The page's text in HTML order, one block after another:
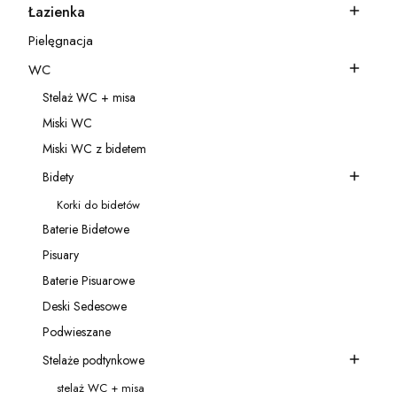
Kategoria - Łazienka
Łazienka
Kategoria - Pielęgnacja
Pielęgnacja
Kategoria - WC
WC
Kategoria - Stelaż WC + misa
Stelaż WC + misa
Kategoria - Miski WC
Miski WC
Kategoria - Miski WC z bidetem
Miski WC z bidetem
Kategoria - Bidety
Bidety
Kategoria - Korki do bidetów
Korki do bidetów
Kategoria - Baterie Bidetowe
Baterie Bidetowe
Kategoria - Pisuary
Pisuary
Kategoria - Baterie Pisuarowe
Baterie Pisuarowe
Kategoria - Deski Sedesowe
Deski Sedesowe
Kategoria - Podwieszane
Podwieszane
Kategoria - Stelaże podtynkowe
Stelaże podtynkowe
Kategoria - stelaż WC + misa
stelaż WC + misa